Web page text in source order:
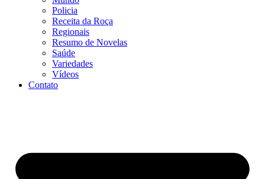
Policia
Receita da Roça
Regionais
Resumo de Novelas
Saúde
Variedades
Vídeos
Contato